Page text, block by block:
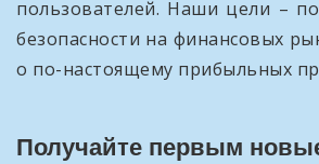
пользователей. Наши цели –
безопасности на финансовых
о по-настоящему прибыльных
Получайте первым